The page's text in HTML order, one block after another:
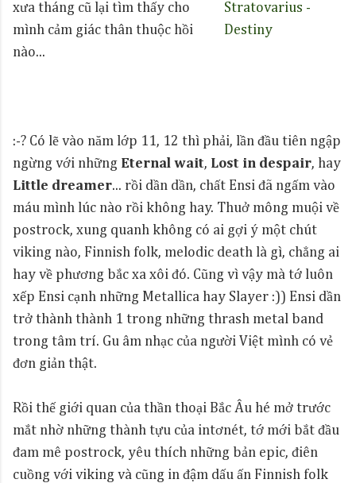
Stratovarius -
Destiny
xưa tháng cũ lại tìm thấy cho
mình cảm giác thân thuộc hồi
nào...
:-? Có lẽ vào năm lớp 11, 12 thì phải, lần đầu tiên ngập
ngừng với những Eternal wait, Lost in despair, hay
Little dreamer... rồi dần dần, chất Ensi đã ngấm vào
máu mình lúc nào rồi không hay. Thuở mông muội về
postrock, xung quanh không có ai gợi ý một chút
viking nào, Finnish folk, melodic death là gì, chẳng ai
hay về phương bắc xa xôi đó. Cũng vì vậy mà tớ luôn
xếp Ensi cạnh những Metallica hay Slayer :)) Ensi dần
trở thành thành 1 trong những thrash metal band
trong tâm trí. Gu âm nhạc của người Việt mình có vẻ
đơn giản thật.
Rồi thế giới quan của thần thoại Bắc Âu hé mở trước
mắt nhờ những thành tựu của intơnét, tớ mới bắt đầu
đam mê postrock, yêu thích những bản epic, điên
cuồng với viking và cũng in đậm dấu ấn Finnish folk